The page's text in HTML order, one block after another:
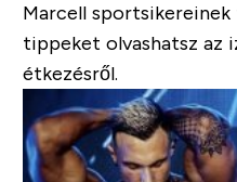
Marcell
tippeket olvashatsz az
étkezésről.